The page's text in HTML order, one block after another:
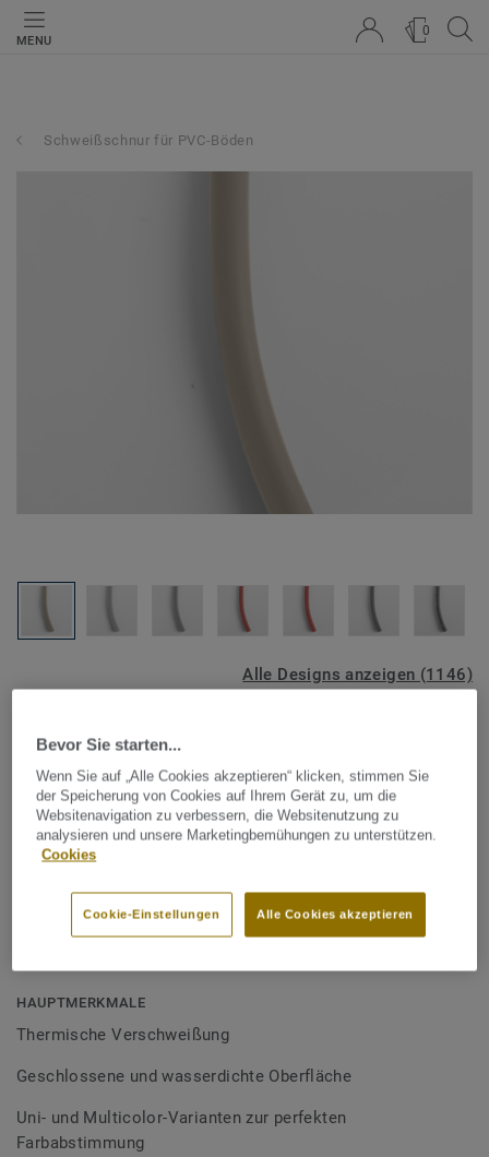
MENU
0
Schweißschnur für PVC-Böden
Alle Designs anzeigen (1146)
Schweißschnur für PVC-Böden
- GREGE BLACK WRHFS013
Schweißschnüre werden zur thermischen Verschweißung
wasserdichte und geschlossene Oberfläche, Grundlage für
perfekte Hygiene und einfache Reinigung. Tarkett
Multicolor und sind farblich auf unser
Bodenbelagssortiment abgestimmt. Durch die Verwendung
von Kontrastfarben lassen sich auch besondere
HAUPTMERKMALE
Thermische Verschweißung
Geschlossene und wasserdichte Oberfläche
Uni- und Multicolor-Varianten zur perfekten
Farbabstimmung
Bevor Sie starten...
Wenn Sie auf „Alle Cookies akzeptieren“ klicken, stimmen Sie
der Speicherung von Cookies auf Ihrem Gerät zu, um die
Websitenavigation zu verbessern, die Websitenutzung zu
analysieren und unsere Marketingbemühungen zu unterstützen.
Cookies
Alle Cookies akzeptieren
Cookie-Einstellungen